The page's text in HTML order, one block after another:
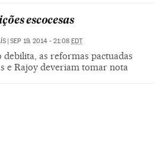
escocesas
| SEP 19, 2014 - 21:08 EDT
debilita, as reformas pactuadas
e Rajoy deveriam tomar nota